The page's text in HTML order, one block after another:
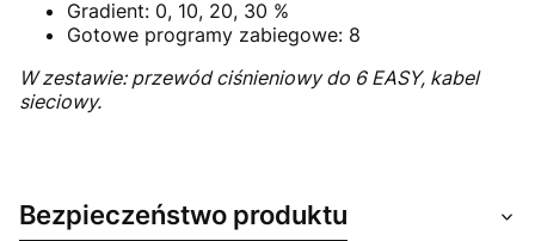
Gradient: 0, 10, 20, 30 %
Gotowe programy zabiegowe: 8
W zestawie: przewód ciśnieniowy do 6 EASY, kabel
sieciowy.
Bezpieczeństwo produktu